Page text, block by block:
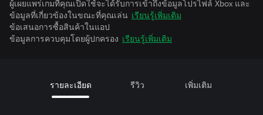
ผู้เผยแพร่เกมที่คุณเปิดใช้จะได้รับการเข้าถึงข้อมูลโปรไฟล์ Xbox และ
ข้อมูลที่เกี่ยวข้องในขณะที่คุณเล่น เรียนรู้เพิ่มเติม
ข้อเสนอการซื้อสินค้าในแอป
ข้อมูลการควบคุมโดยผู้ปกครอง เรียนรู้เพิ่มเติม
รายละเอียด รีวิว เพิ่มเติม